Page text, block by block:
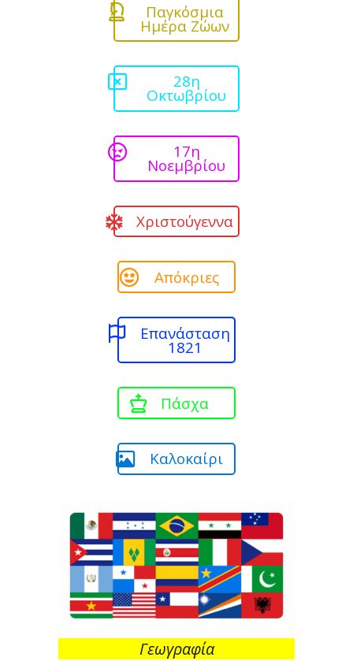
Παγκόσμια
Ημέρα Ζώων
28η
Οκτωβρίου
17η
Νοεμβρίου
Χριστούγεννα
Απόκριες
Επανάσταση
1821
Πάσχα
Καλοκαίρι
Γεωγραφία